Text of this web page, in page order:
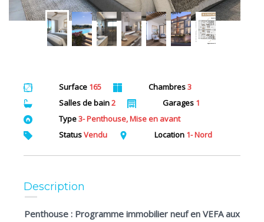
Surface 165 Chambres3
Salles de bain2 Garages 1
Type3- Penthouse, Mise en avant
StatusVendu Location 1- Nord
Description
Penthouse : Programme immobilier neuf en VEFA aux